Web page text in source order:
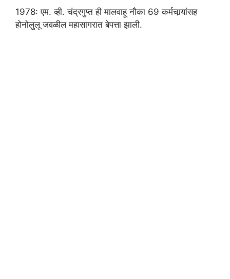
1978: एम. व्ही. चंद्रगुप्त ही मालवाहू नौका 69 कर्मचार्‍यांसह
होनोलुलू जवळील महासागरात बेपत्ता झाली.